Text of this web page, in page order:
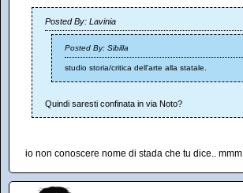
Posted By: Lavinia
Posted By: Sibilla
studio storia/critica dell'arte alla statale.
Quindi saresti confinata in via Noto?
io non conoscere nome di stada che tu dice.. mmm